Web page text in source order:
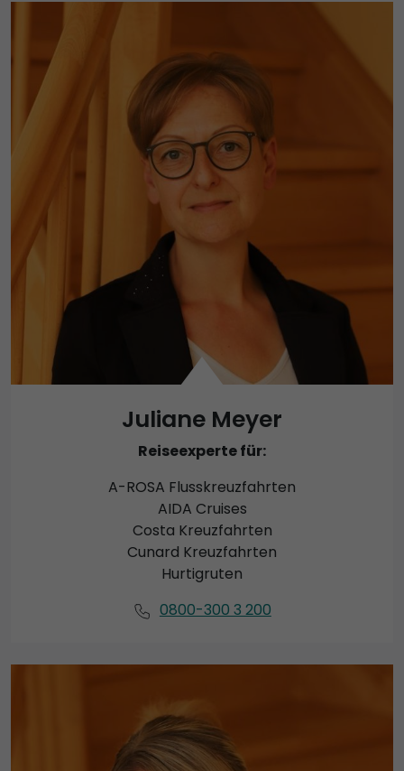
Juliane Meyer
Reiseexperte für:
A-ROSA Flusskreuzfahrten
AIDA Cruises
Costa Kreuzfahrten
Cunard Kreuzfahrten
Hurtigruten
0800-300 3 200